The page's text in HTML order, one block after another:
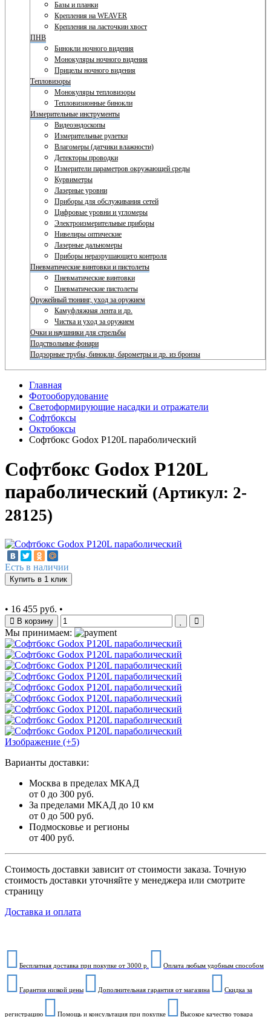
Базы и планки
Крепления на WEAVER
Крепления на ласточкин хвост
ПНВ
Бинокли ночного видения
Монокуляры ночного видения
Прицелы ночного видения
Тепловизоры
Монокуляры тепловизоры
Тепловизионные бинокли
Измерительные инструменты
Видеоэндоскопы
Измерительные рулетки
Влагомеры (датчики влажности)
Детекторы проводки
Измерители параметров окружающей среды
Курвиметры
Лазерные уровни
Приборы для обслуживания сетей
Цифровые уровни и угломеры
Электроизмерительные приборы
Нивелиры оптические
Лазерные дальномеры
Приборы неразрушающего контроля
Пневматические винтовки и пистолеты
Пневматические винтовки
Пневматические пистолеты
Оружейный тюнинг, уход за оружием
Камуфляжная лента и др.
Чистка и уход за оружием
Очки и наушники для стрельбы
Подствольные фонари
Подзорные трубы, бинокли, барометры и др. из бронзы
Главная
Фотооборудование
Светоформирующие насадки и отражатели
Софтбоксы
Октобоксы
Софтбокс Godox P120L параболический
Софтбокс Godox P120L
параболический (Артикул: 2-
28125)
Есть в наличии
Купить в 1 клик
• 16 455 руб. •
В корзину
Мы принимаем:
Изображение (+5)
Варианты доставки:
Москва в пределах МКАД
от 0 до 300 руб.
За пределами МКАД до 10 км
от 0 до 500 руб.
Подмосковье и регионы
от 400 руб.
Стоимость доставки зависит от стоимости заказа. Точную
стоимость доставки уточняйте у менеджера или смотрите
страницу
Доставка и оплата
Бесплатная доставка при покупке от 3000 р. Оплата любым удобным способом
Гарантия низкой цены Дополнительная гарантия от магазина Скидка за
регистрацию Помощь и консультация при покупке Высокое качество товара